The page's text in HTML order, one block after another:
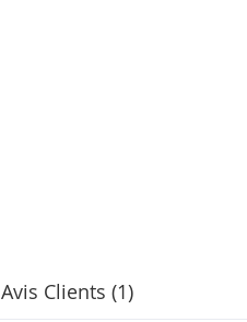
Avis Clients (1)